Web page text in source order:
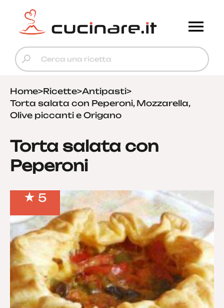
Home>Ricette>Antipasti>
Torta salata con Peperoni, Mozzarella,
Olive piccanti e Origano
Torta salata con
Peperoni
5